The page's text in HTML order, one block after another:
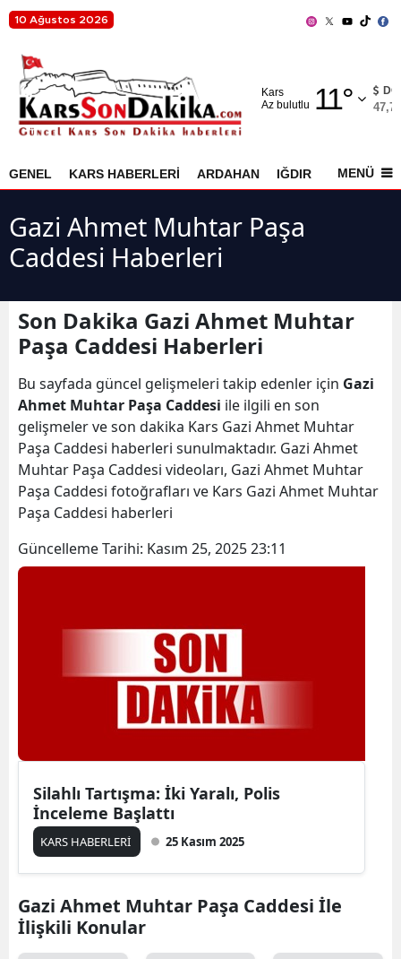
10 Ağustos 2026
Kars
Az bulutlu 11°
Adıyaman
Ağrı
Ankara
Artvin
Balıkesir
Bilecik
Bingöl
Bitlis
Burdur
Çankırı
Erzincan
GENEL KARS HABERLERİ ARDAHAN IĞDIR AKYAKA
MENÜ
Gazi Ahmet Muhtar Paşa
Caddesi Haberleri
Son Dakika Gazi Ahmet Muhtar
Paşa Caddesi Haberleri
Bu sayfada güncel gelişmeleri takip edenler için Gazi
Ahmet Muhtar Paşa Caddesi ile ilgili en son
gelişmeler ve son dakika Kars Gazi Ahmet Muhtar
Paşa Caddesi haberleri sunulmaktadır. Gazi Ahmet
Muhtar Paşa Caddesi videoları, Gazi Ahmet Muhtar
Paşa Caddesi fotoğrafları ve Kars Gazi Ahmet Muhtar
Paşa Caddesi haberleri
Güncelleme Tarihi: Kasım 25, 2025 23:11
Silahlı Tartışma: İki Yaralı, Polis
İnceleme Başlattı
KARS HABERLERİ 25 Kasım 2025
Gazi Ahmet Muhtar Paşa Caddesi İle
İlişkili Konular